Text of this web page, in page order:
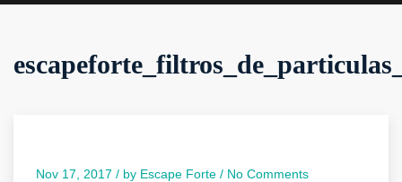
Nov 17, 2017 / by Escape Forte / No Comments